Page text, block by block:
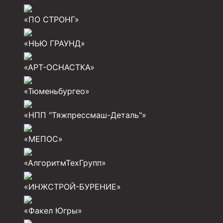
Разъединители резьбовые РР
Краны шаровые и пробковые
Муфты ступенчатого цементирования
Центраторы колонные
Герметизаторы устьевые
Башмаки колонные
«ПО СТРОНГ»
«НЬЮ ГРАУНД»
«АРТ-ОСНАСТКА»
«Тюменьбургео»
«НПП "Тяжпрессмаш-Деталь"»
«МЕПОС»
«АлгоритмТехГрупп»
«ИНЖСТРОЙ-БУРЕНИЕ»
«Факел Югры»